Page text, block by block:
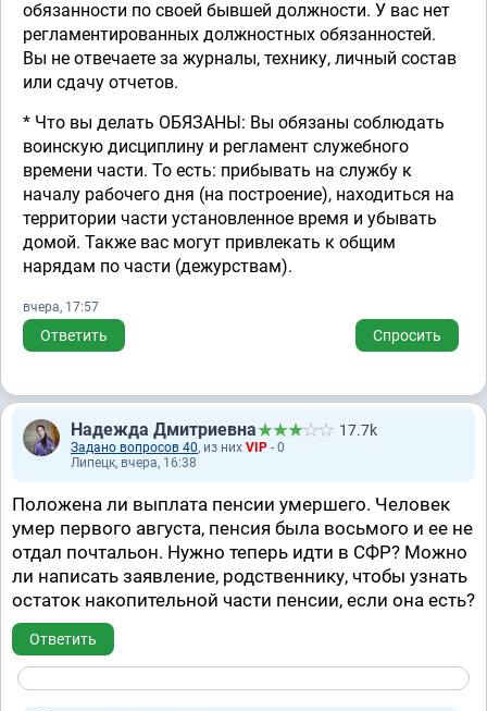
обязанности по своей бывшей должности. У вас нет
регламентированных должностных обязанностей.
Вы не отвечаете за журналы, технику, личный состав
или сдачу отчетов.
* Что вы делать ОБЯЗАНЫ: Вы обязаны соблюдать
воинскую дисциплину и регламент служебного
времени части. То есть: прибывать на службу к
началу рабочего дня (на построение), находиться на
территории части установленное время и убывать
домой. Также вас могут привлекать к общим
нарядам по части (дежурствам).
вчера, 17:57
Ответить Спросить
Надежда Дмитриевна 17.7k
Задано вопросов 40, из них VIP - 0
Липецк, вчера, 16:38
Положена ли выплата пенсии умершего. Человек
умер первого августа, пенсия была восьмого и ее не
отдал почтальон. Нужно теперь идти в СФР? Можно
ли написать заявление, родственнику, чтобы узнать
остаток накопительной части пенсии, если она есть?
Ответить